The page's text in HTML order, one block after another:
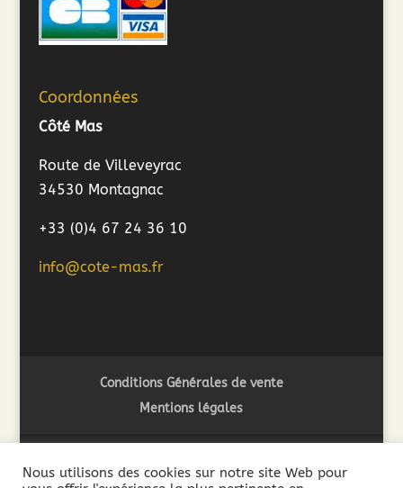
Coordonnées
Côté Mas
Route de Villeveyrac
34530 Montagnac
+33 (0)4 67 24 36 10
info@cote-mas.fr
Conditions Générales de vente
Mentions légales
Nous utilisons des cookies sur notre site Web pour